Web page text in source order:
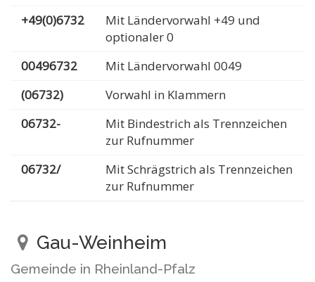
+49(0)6732
Mit Ländervorwahl +49 und
optionaler 0
00496732
Mit Ländervorwahl 0049
(06732)
Vorwahl in Klammern
06732-
Mit Bindestrich als Trennzeichen
zur Rufnummer
06732/
Mit Schrägstrich als Trennzeichen
zur Rufnummer
Gau-Weinheim
Gemeinde in Rheinland-Pfalz